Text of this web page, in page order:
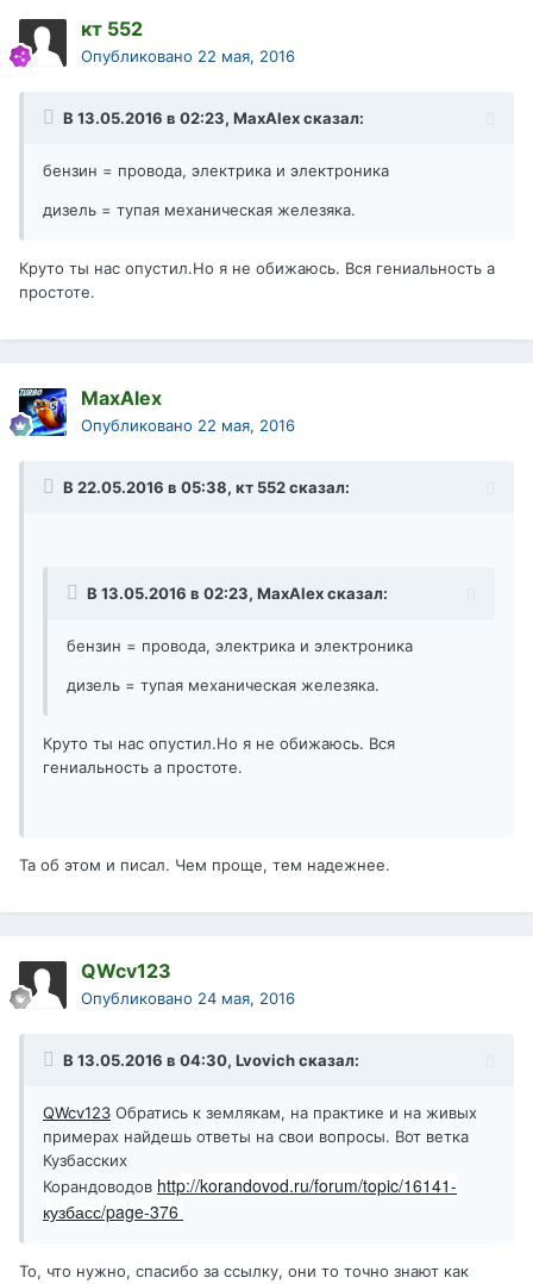
кт 552
Опубликовано 22 мая, 2016
В 13.05.2016 в 02:23, MaxAlex сказал:
бензин = провода, электрика и электроника
дизель = тупая механическая железяка.
Круто ты нас опустил.Но я не обижаюсь. Вся гениальность а
простоте.
MaxAlex
Опубликовано 22 мая, 2016
В 22.05.2016 в 05:38, кт 552 сказал:
В 13.05.2016 в 02:23, MaxAlex сказал:
бензин = провода, электрика и электроника
дизель = тупая механическая железяка.
Круто ты нас опустил.Но я не обижаюсь. Вся
гениальность а простоте.
Та об этом и писал. Чем проще, тем надежнее.
QWcv123
Опубликовано 24 мая, 2016
В 13.05.2016 в 04:30, Lvovich сказал:
QWcv123 Обратись к землякам, на практике и на живых
примерах найдешь ответы на свои вопросы. Вот ветка
Кузбасских
Корандоводов http://korandovod.ru/forum/topic/16141-
кузбасс/page-376
То, что нужно, спасибо за ссылку, они то точно знают как